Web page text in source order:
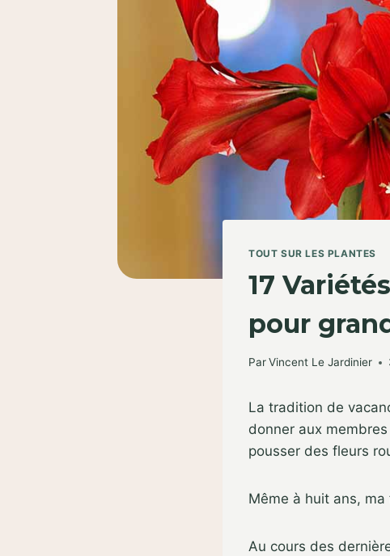
TOUT SUR LES PLANTES
17
pour
ParVincent Le Jardinier
La tradition de
donner aux
pousser des fleurs
Même à huit ans,
Au cours des